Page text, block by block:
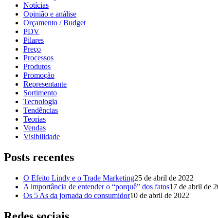
Notícias
Opinião e análise
Orçamento / Budget
PDV
Pilares
Preço
Processos
Produtos
Promoção
Representante
Sortimento
Tecnologia
Tendências
Teorias
Vendas
Visibilidade
Posts recentes
O Efeito Lindy e o Trade Marketing25 de abril de 2022
A importância de entender o “porquê” dos fatos17 de abril de
Os 5 As da jornada do consumidor10 de abril de 2022